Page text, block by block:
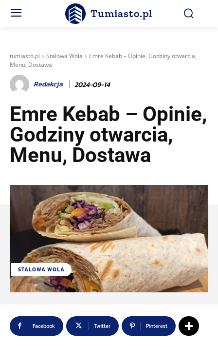
Tumiasto.pl
tumiasto.pl Stalowa Wola
Emre Kebab – Opinie, Godziny otwarcia,
Menu, Dostawa
Redakcja 2024-09-14
Emre Kebab – Opinie,
Godziny otwarcia,
Menu, Dostawa
STALOWA WOLA
Facebook Twitter Pinterest